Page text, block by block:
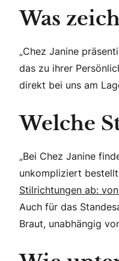
Was
„Chez Janine
das zu ihrer
direkt bei uns am
Welche
„Bei Chez Janine
unkompliziert
Stilrichtungen ab:
Auch für das
Braut, unabhängig